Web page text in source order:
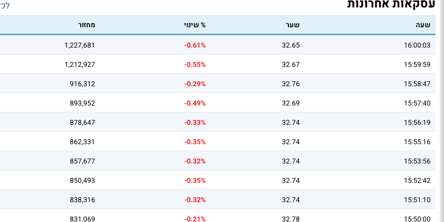
עסקאות אחרונות
שעה שער % שינוי
מחזור
16:00:03
32.65
-0.61%
1,227,681
15:59:59
32.67
-0.55%
1,212,927
15:58:47
32.76
-0.29%
916,312
15:57:40
32.69
-0.49%
893,952
15:56:19
32.74
-0.33%
878,647
15:55:16
32.74
-0.35%
862,331
15:53:56
32.74
-0.32%
857,677
15:52:42
32.74
-0.35%
850,493
15:51:10
32.74
-0.32%
838,316
15:50:00
32.78
-0.21%
831,069